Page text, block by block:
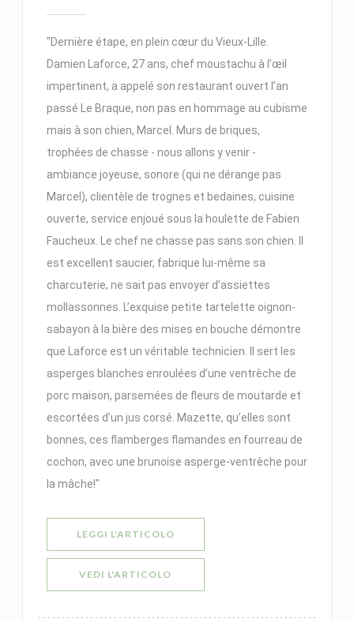
"Dernière étape, en plein cœur du Vieux-Lille.
Damien Laforce, 27 ans, chef moustachu à l’œil
impertinent, a appelé son restaurant ouvert l’an
passé Le Braque, non pas en hommage au cubisme
mais à son chien, Marcel. Murs de briques,
trophées de chasse - nous allons y venir -
ambiance joyeuse, sonore (qui ne dérange pas
Marcel), clientèle de trognes et bedaines, cuisine
ouverte, service enjoué sous la houlette de Fabien
Faucheux. Le chef ne chasse pas sans son chien. Il
est excellent saucier, fabrique lui-même sa
charcuterie, ne sait pas envoyer d’assiettes
mollassonnes. L’exquise petite tartelette oignon-
sabayon à la bière des mises en bouche démontre
que Laforce est un véritable technicien. Il sert les
asperges blanches enroulées d’une ventrèche de
porc maison, parsemées de fleurs de moutarde et
escortées d’un jus corsé. Mazette, qu’elles sont
bonnes, ces flamberges flamandes en fourreau de
cochon, avec une brunoise asperge-ventrèche pour
la mâche!"
LEGGI L'ARTICOLO((APRE UNA NUOVA FINESTRA))
VEDI L'ARTICOLO